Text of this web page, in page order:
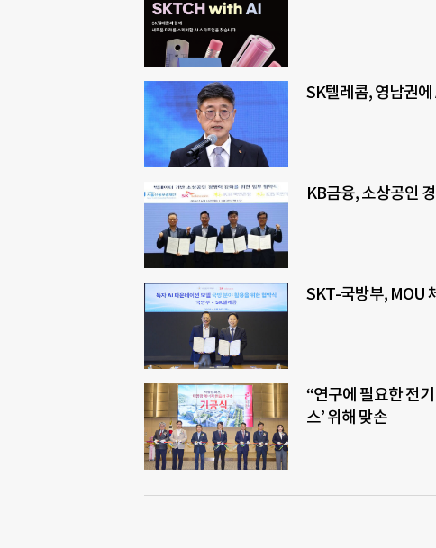
SK텔레콤, 영남권
KB금융, 소상공인
SKT-국방부, MOU
“연구에 필요한 전
스’ 위해 맞손